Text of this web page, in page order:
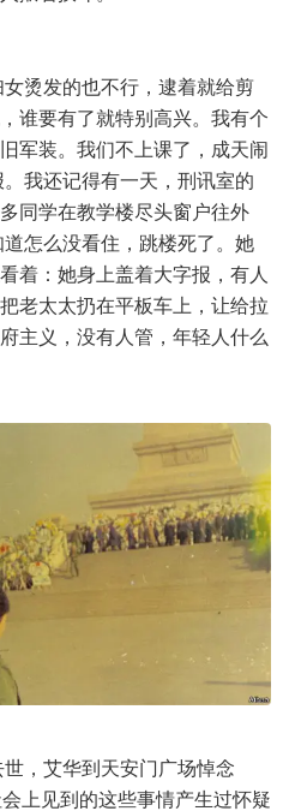
烫发的也不行，逮着就给剪
谁要有了就特别高兴。我有个
军装。我们不上课了，成天闹
我还记得有一天，刑讯室的
同学在教学楼尽头窗户往外
怎么没看住，跳楼死了。她
着：她身上盖着大字报，有人
老太太扔在平板车上，让给拉
主义，没有人管，年轻人什么
，艾华到天安门广场悼念
上见到的这些事情产生过怀疑